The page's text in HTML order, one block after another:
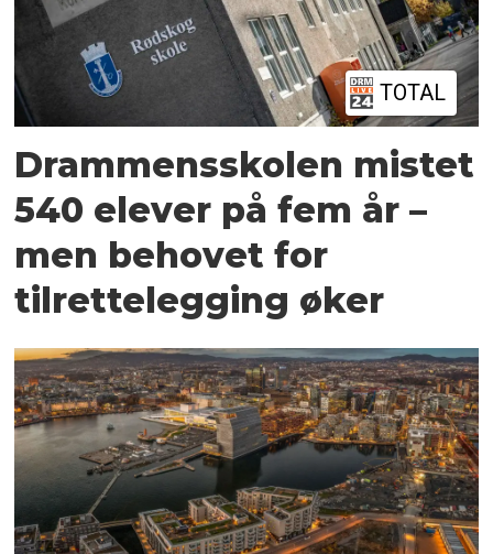
TOTAL
Drammensskolen mistet
540 elever på fem år –
men behovet for
tilrettelegging øker